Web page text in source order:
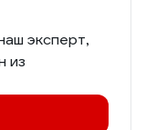
эксперт,
из